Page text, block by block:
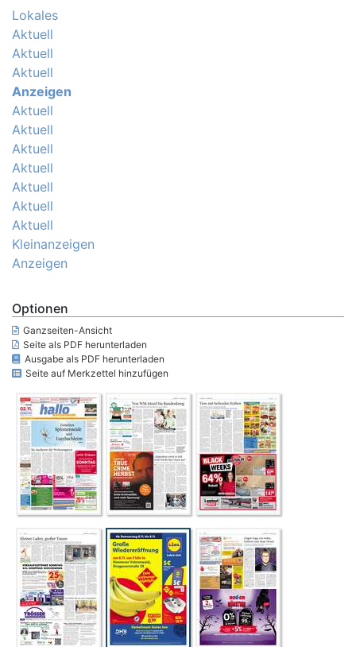
Lokales
Aktuell
Aktuell
Aktuell
Anzeigen
Aktuell
Aktuell
Aktuell
Aktuell
Aktuell
Aktuell
Aktuell
Kleinanzeigen
Anzeigen
Optionen
Ganzseiten-Ansicht
Seite als PDF herunterladen
Ausgabe als PDF herunterladen
Seite auf Merkzettel hinzufügen